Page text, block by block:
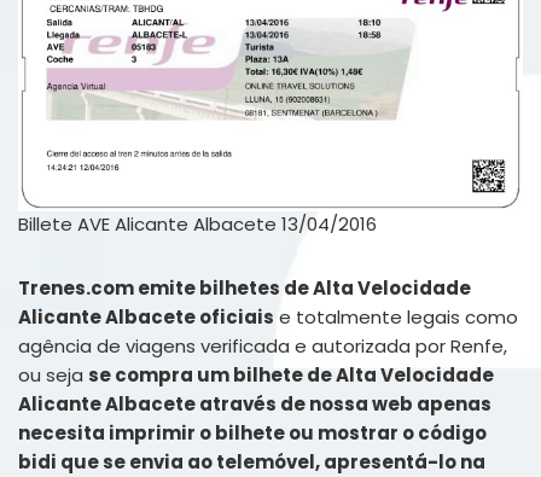
Billete AVE Alicante Albacete 13/04/2016
Trenes.com emite bilhetes de Alta Velocidade
Alicante Albacete oficiais e totalmente legais como
agência de viagens verificada e autorizada por Renfe,
ou seja se compra um bilhete de Alta Velocidade
Alicante Albacete através de nossa web apenas
necesita imprimir o bilhete ou mostrar o código
bidi que se envia ao telemóvel, apresentá-lo na